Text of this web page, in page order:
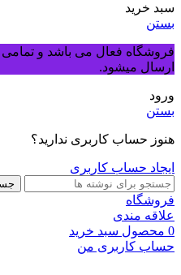
سبد خرید
بستن
فروشگاه فعال می باشد و
ارسال میشود.
ورود
بستن
هنوز حساب کاربری ندارید؟
ایجاد حساب کاربری
فروشگاه
علاقه مندی
0 محصول سبد خرید
حساب کاربری من